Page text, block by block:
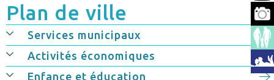
Plan de ville
Services municipaux
Activités économiques
Enfance et éducation